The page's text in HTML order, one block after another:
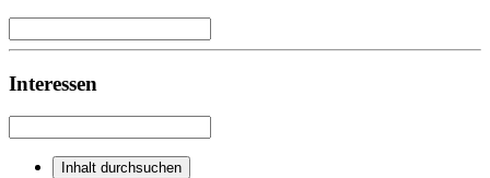
Interessen
Inhalt durchsuchen